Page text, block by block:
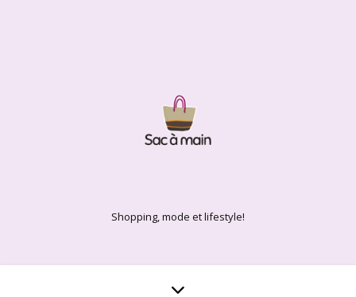
Shopping, mode et lifestyle!